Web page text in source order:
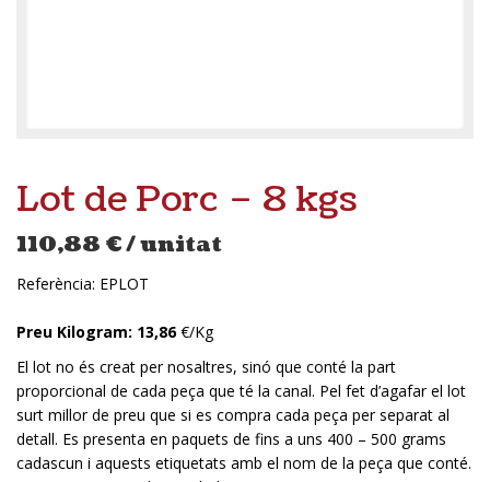
Lot de Porc – 8 kgs
110,88 €/ unitat
Referència: EPLOT
Preu Kilogram: 13,86€/Kg
El lot no és creat per nosaltres, sinó que conté la part
proporcional de cada peça que té la canal. Pel fet d’agafar el lot
surt millor de preu que si es compra cada peça per separat al
detall. Es presenta en paquets de fins a uns 400 – 500 grams
cadascun i aquests etiquetats amb el nom de la peça que conté.